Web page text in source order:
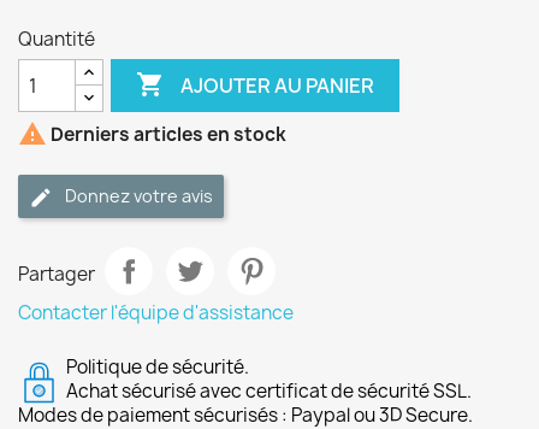
Quantité
 AJOUTER AU PANIER
 Derniers articles en stock
Donnez votre avis
Partager
Contacter l'équipe d'assistance
Politique de sécurité.
Achat sécurisé avec certificat de sécurité SSL.
Modes de paiement sécurisés : Paypal ou 3D Secure.